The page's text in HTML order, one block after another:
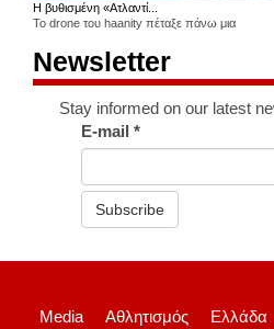
Η βυθισμένη «Ατλαντί...
Το drone του haanity πέταξε πάνω μια
Newsletter
Stay informed on our latest
E-mail*
Subscribe
Media Αθλητισμός Ελλάδα